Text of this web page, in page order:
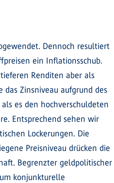
Dennoch resultiert
ein Inflationsschub.
Renditen aber als
Zinsniveau aufgrund des
es den hochverschuldeten
Entsprechend sehen wir
Lockerungen. Die
Preisniveau drücken die
Begrenzter geldpolitischer
konjunkturelle